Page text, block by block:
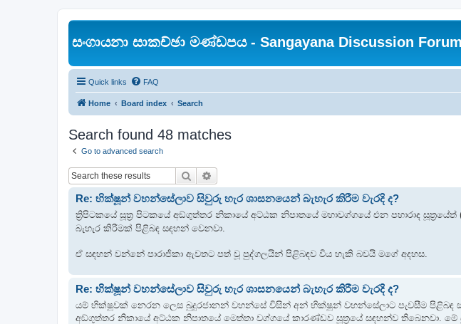
සංගායනා සාකච්ඡා මණ්ඩපය - Sangayana Discussion Forum
Quick links FAQ
Home Board index Search
Search found 48 matches
Go to advanced search
Search
Re: භික්ෂූන් වහන්සේලාව සිවුරු හැර ශාසනයෙන් බැහැර කිරීම වැරදි ද?
ත්‍රිපිටකයේ සූත්‍ර පිටකයේ අඞ්‌ගුත්‌තර නිකායේ අට්ඨක නිපාතයේ මහාවග්ගයේ එන පහාරාද සූත්‍රයේත්
බැහැර කිරීමක් පිළිබඳ සඳහන් වෙනවා.
ඒ සඳහන් වන්නේ පාරාජිකා ඇවතට පත් වූ පුද්ගලයින් පිළිබඳව විය හැකි බවයි මගේ අදහස.
Re: භික්ෂූන් වහන්සේලාව සිවුරු හැර ශාසනයෙන් බැහැර කිරීම වැරදි ද?
යම් භික්ෂූවක් නෙරන ලෙස බුදුරජානන් වහන්සේ විසින් අන් භික්ෂූන් වහන්සේලාට පැවසීම පිළිබඳ
අඞ්‌ගුත්‌තර නිකායේ අට්ඨක නිපාතයේ මෙත්‌තා වග්ගයේ කාරණ්‌ඩව සූත්‍රයේ සඳහන්ව තිබෙනවා.